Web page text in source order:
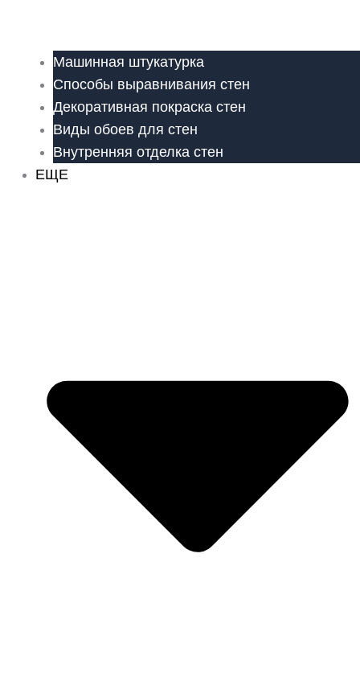
Машинная штукатурка
Способы выравнивания стен
Декоративная покраска стен
Виды обоев для стен
Внутренняя отделка стен
ЕЩЕ